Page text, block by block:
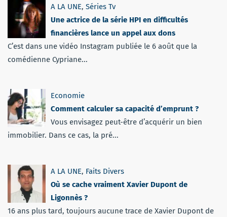
A LA UNE, Séries Tv
Une actrice de la série HPI en difficultés
financières lance un appel aux dons
C’est dans une vidéo Instagram publiée le 6 août que la
comédienne Cypriane...
Economie
Comment calculer sa capacité d’emprunt ?
Vous envisagez peut-être d’acquérir un bien
immobilier. Dans ce cas, la pré...
A LA UNE, Faits Divers
Où se cache vraiment Xavier Dupont de
Ligonnès ?
16 ans plus tard, toujours aucune trace de Xavier Dupont de